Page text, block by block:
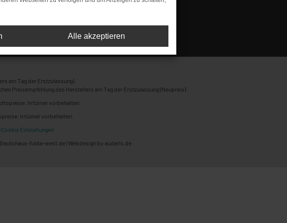
am Tag der Erstzulassung).
Preisempfehlung des Herstellers am Tag der Erstzulassung (Neupreis).
Irrtümer vorbehalten.
Irrtümer vorbehalten.
Cookie Einstellungen
fulda-west.de | Webdesign by audaris.de
Alle akzeptieren